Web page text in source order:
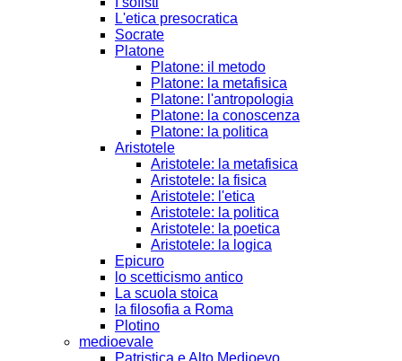
L'etica presocratica
Socrate
Platone
Platone: il metodo
Platone: la metafisica
Platone: l'antropologia
Platone: la conoscenza
Platone: la politica
Aristotele
Aristotele: la metafisica
Aristotele: la fisica
Aristotele: l'etica
Aristotele: la politica
Aristotele: la poetica
Aristotele: la logica
Epicuro
lo scetticismo antico
La scuola stoica
la filosofia a Roma
Plotino
medioevale
Patristica e Alto Medioevo